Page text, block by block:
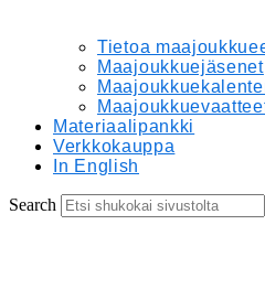
Tietoa
Maajoukkuejäsenet
Materiaalipankki
Verkkokauppa
In English
Search